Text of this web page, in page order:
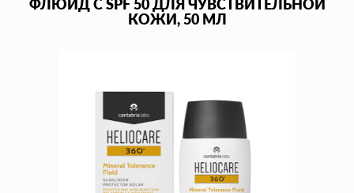
ФЛЮИД С SPF 50 ДЛЯ ЧУВСТВИТЕЛЬНОЙ
КОЖИ, 50 МЛ